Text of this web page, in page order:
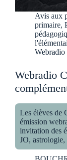
Avis aux
primaire,
Webradio
Webradio
Les élèves de
émission
invitation des
JO, astrologie,